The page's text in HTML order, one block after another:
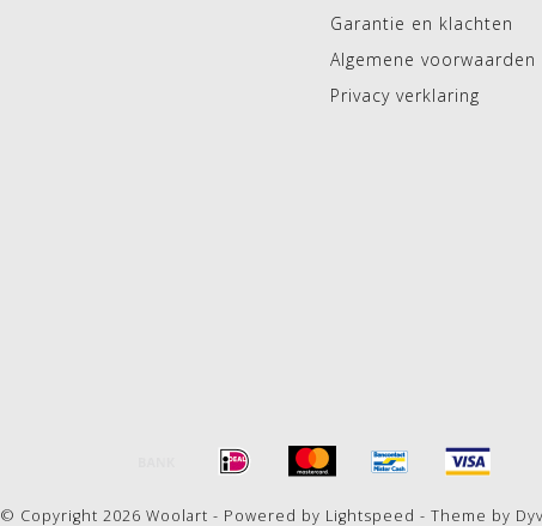
Garantie en klachten
Algemene voorwaarden
Privacy verklaring
© Copyright 2026 Woolart - Powered by Lightspeed - Theme by